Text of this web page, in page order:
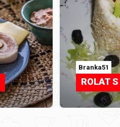
Branka51
ROLAT